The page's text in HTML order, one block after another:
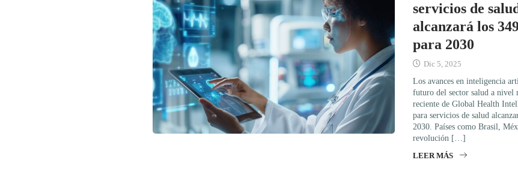
servicios de
alcanzará los
para 2030
Dic 5, 2025
Los avances en inteligencia
futuro del sector salud a nivel
reciente de Global Health
para servicios de salud
2030. Países como Brasil,
revolución […]
LEER MÁS